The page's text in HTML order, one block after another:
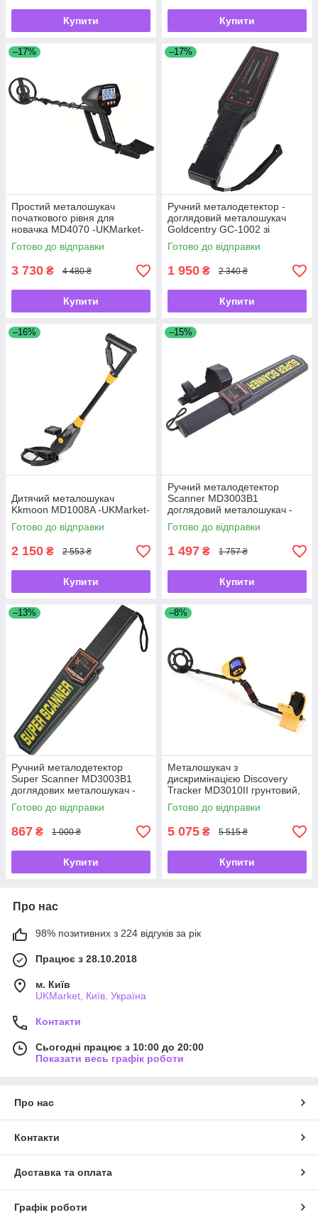
Купити Купити
–17%
Простий металошукач
початкового рівня для
новачка MD4070 -UKMarket-
Готово до відправки
3 730 ₴ 4 480 ₴
Купити
–17%
Ручний металодетектор -
доглядовий металошукач
Goldcentry GC-1002 зі
шкалою рівня сигналу -
UKMarket-
Готово до відправки
1 950 ₴ 2 340 ₴
Купити
–16%
Дитячий металошукач
Kkmoon MD1008A -UKMarket-
Готово до відправки
2 150 ₴ 2 553 ₴
Купити
–15%
Ручний металодетектор
Scanner MD3003B1
доглядовий металошукач -
UKMarket-
Готово до відправки
1 497 ₴ 1 757 ₴
Купити
–13%
Ручний металодетектор
Super Scanner MD3003B1
доглядових металошукач -
UKMarket-
Готово до відправки
867 ₴ 1 000 ₴
Купити
–8%
Металошукач з
дискримінацією Discovery
Tracker MD3010II грунтовий,
для золота, срібла, монет -
UKMarket-
Готово до відправки
5 075 ₴ 5 515 ₴
Купити
Про нас
98% позитивних з 224 відгуків за рік
Працює з 28.10.2018
м. Київ
UKMarket, Київ, Україна
Контакти
Сьогодні працює з 10:00 до 20:00
Показати весь графік роботи
Про нас
Контакти
Доставка та оплата
Графік роботи